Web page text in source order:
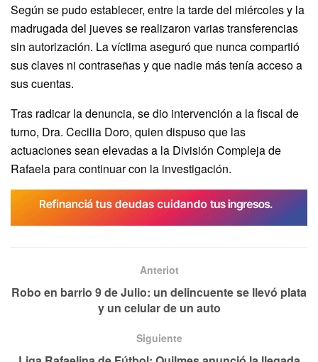
Según se pudo establecer, entre la tarde del miércoles y la
madrugada del jueves se realizaron varias transferencias
sin autorización. La víctima aseguró que nunca compartió
sus claves ni contraseñas y que nadie más tenía acceso a
sus cuentas.
Tras radicar la denuncia, se dio intervención a la fiscal de
turno, Dra. Cecilia Doro, quien dispuso que las
actuaciones sean elevadas a la División Compleja de
Rafaela para continuar con la investigación.
Anteriot
Robo en barrio 9 de Julio: un delincuente se llevó plata
y un celular de un auto
Siguiente